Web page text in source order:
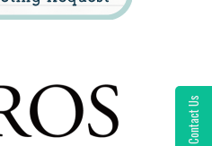
Contact Us